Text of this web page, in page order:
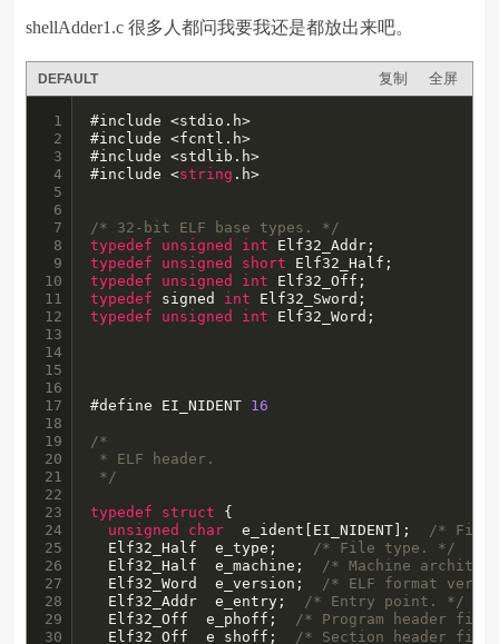
shellAdder1.c 很多人都问我要我还是都放出来吧。
DEFAULT 复制 全屏
1
2
3
4
5
6
7
8
9
10
11
12
13
14
15
16
17
18
19
20
21
22
23
24
25
26
27
28
29
30
#include <stdio.h>
#include <fcntl.h>
#include <stdlib.h>
#include <string .h>
/* 32-bit ELF base types. */
typedef
unsigned int
typedef
unsigned short
typedef
unsigned int
typedef signed int
typedef
unsigned int Elf32_Word;
#define EI_NIDENT 16
/*
* ELF header.
*/
typedef struct {
unsigned
char
  e_ident[EI_NIDENT];
/* File
  Elf32_Half  e_type;
/* File type. */
  Elf32_Half  e_machine;
/* Machine
  Elf32_Word  e_version;
/* ELF format
  Elf32_Addr  e_entry;
/* Entry point. */
  Elf32_Off  e_phoff;
/* Program header
  Elf32_Off  e_shoff;
/* Section header